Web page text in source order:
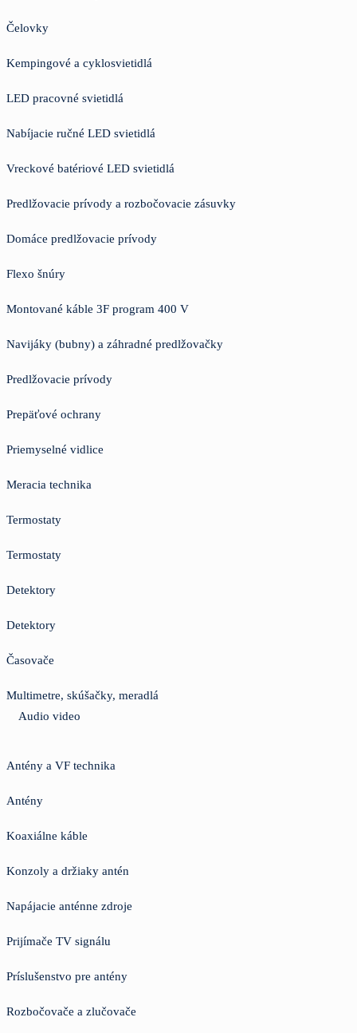
Čelovky
Kempingové a cyklosvietidlá
LED pracovné svietidlá
Nabíjacie ručné LED svietidlá
Vreckové batériové LED svietidlá
Predlžovacie prívody a rozbočovacie zásuvky
Domáce predlžovacie prívody
Flexo šnúry
Montované káble 3F program 400 V
Navijáky (bubny) a záhradné predlžovačky
Predlžovacie prívody
Prepäťové ochrany
Priemyselné vidlice
Meracia technika
Termostaty
Termostaty
Detektory
Detektory
Časovače
Multimetre, skúšačky, meradlá
Audio video
Antény a VF technika
Antény
Koaxiálne káble
Konzoly a držiaky antén
Napájacie anténne zdroje
Prijímače TV signálu
Príslušenstvo pre antény
Rozbočovače a zlučovače